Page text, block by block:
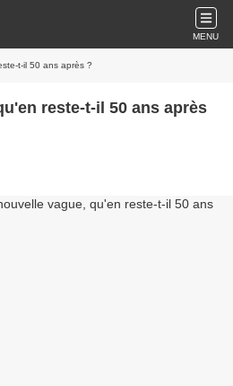
MENU
t-il 50 ans après ?
reste-t-il 50 ans après